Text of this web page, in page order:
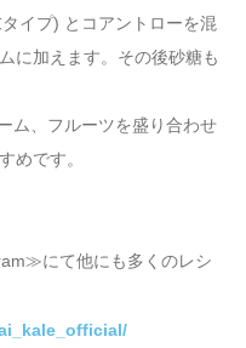
イプ) とコアントローを混
に加えます。その後砂糖も
ム、フルーツを盛り合わせ
めです。
にて他にも多くのレシ